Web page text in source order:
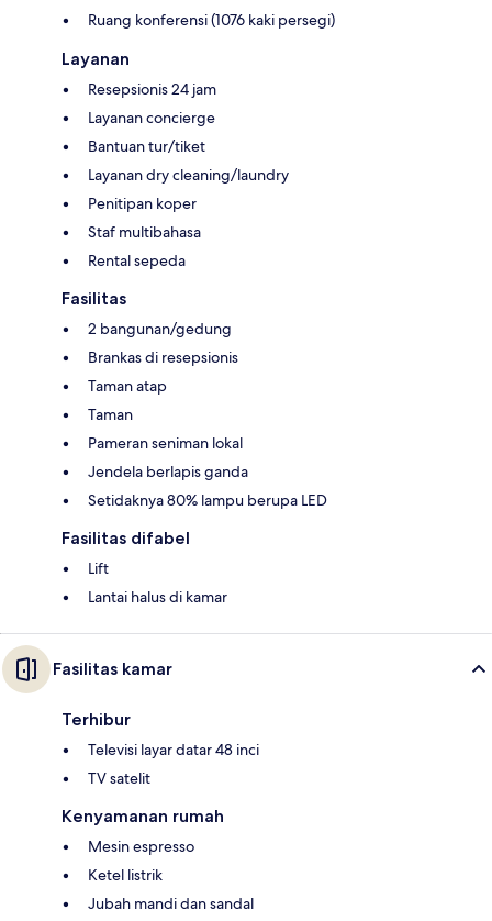
Ruang konferensi (1076 kaki persegi)
Layanan
Resepsionis 24 jam
Layanan concierge
Bantuan tur/tiket
Layanan dry cleaning/laundry
Penitipan koper
Staf multibahasa
Rental sepeda
Fasilitas
2 bangunan/gedung
Brankas di resepsionis
Taman atap
Taman
Pameran seniman lokal
Jendela berlapis ganda
Setidaknya 80% lampu berupa LED
Fasilitas difabel
Lift
Lantai halus di kamar
Fasilitas kamar
Terhibur
Televisi layar datar 48 inci
TV satelit
Kenyamanan rumah
Mesin espresso
Ketel listrik
Jubah mandi dan sandal